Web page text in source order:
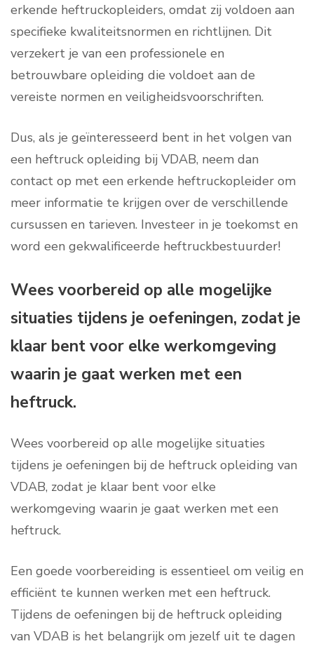
erkende heftruckopleiders, omdat zij voldoen aan
specifieke kwaliteitsnormen en richtlijnen. Dit
verzekert je van een professionele en
betrouwbare opleiding die voldoet aan de
vereiste normen en veiligheidsvoorschriften.
Dus, als je geïnteresseerd bent in het volgen van
een heftruck opleiding bij VDAB, neem dan
contact op met een erkende heftruckopleider om
meer informatie te krijgen over de verschillende
cursussen en tarieven. Investeer in je toekomst en
word een gekwalificeerde heftruckbestuurder!
Wees voorbereid op alle mogelijke
situaties tijdens je oefeningen, zodat je
klaar bent voor elke werkomgeving
waarin je gaat werken met een
heftruck.
Wees voorbereid op alle mogelijke situaties
tijdens je oefeningen bij de heftruck opleiding van
VDAB, zodat je klaar bent voor elke
werkomgeving waarin je gaat werken met een
heftruck.
Een goede voorbereiding is essentieel om veilig en
efficiënt te kunnen werken met een heftruck.
Tijdens de oefeningen bij de heftruck opleiding
van VDAB is het belangrijk om jezelf uit te dagen